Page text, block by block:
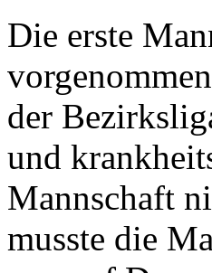
Die erste
der
und
Mannschaft
musste die